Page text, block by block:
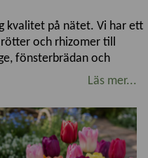
kvalitet på nätet. Vi har ett
och rhizomer till
fönsterbrädan och
och knölar är
våren planteras
gladioler och barrotade
Höstlökar som krokus,
Läs mer...